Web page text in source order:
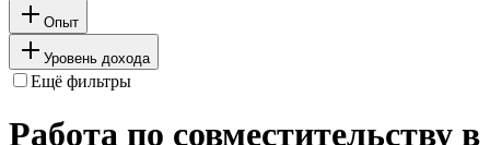
Опыт
Уровень дохода
Ещё фильтры
Работа по совместительству в